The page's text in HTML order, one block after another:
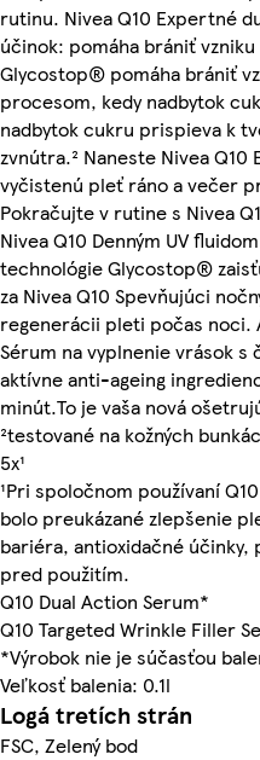
rutinu. Nivea Q10 Expertné
účinok: pomáha brániť
Glycostop® pomáha brániť
procesom, kedy nadbytok
nadbytok cukru prispieva k
zvnútra.² Naneste Nivea
vyčistenú pleť ráno a večer
Pokračujte v rutine s Nivea
Nivea Q10 Denným UV
technológie Glycostop®
za Nivea Q10 Spevňujúci
regenerácii pleti počas noci.
Sérum na vyplnenie vrások s
aktívne anti-ageing
minút.To je vaša nová
²testované na kožných
5x¹
¹Pri spoločnom používaní
bolo preukázané zlepšenie
bariéra, antioxidačné
pred použitím.
Q10 Dual Action Serum*
Q10 Targeted Wrinkle Filler
*Výrobok nie je súčasťou
Veľkosť balenia: 0.1l
Logá tretích strán
FSC, Zelený bod